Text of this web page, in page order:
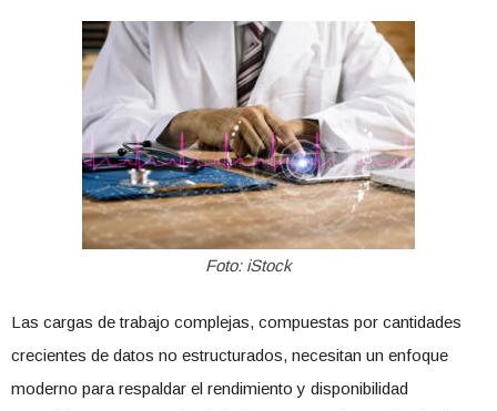
Foto: iStock
Las cargas de trabajo complejas, compuestas por cantidades
crecientes de datos no estructurados, necesitan un enfoque
moderno para respaldar el rendimiento y disponibilidad